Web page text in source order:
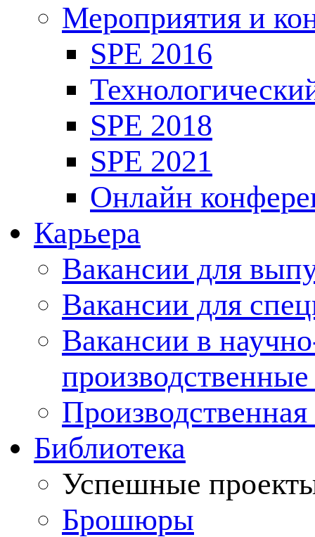
Мероприятия и
SPE 2016
SPE 2018
SPE 2021
Онлайн
Карьера
Вакансии для
Вакансии для
Вакансии в
Производственная
Библиотека
Успешные
Брошюры